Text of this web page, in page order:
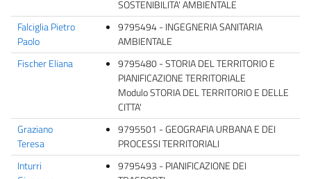
SOSTENIBILITA' AMBIENTALE
Falciglia Pietro
Paolo
9795494 - INGEGNERIA SANITARIA
AMBIENTALE
Fischer Eliana
9795480 - STORIA DEL TERRITORIO E
PIANIFICAZIONE TERRITORIALE
Modulo STORIA DEL TERRITORIO E DELLE
CITTA'
Graziano
Teresa
9795501 - GEOGRAFIA URBANA E DEI
PROCESSI TERRITORIALI
Inturri
9795493 - PIANIFICAZIONE DEI